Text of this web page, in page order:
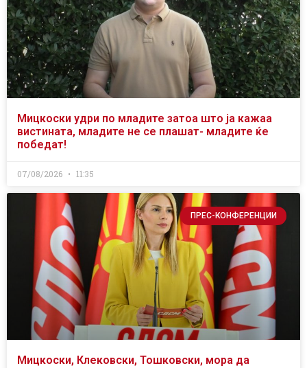
Мицкоски удри по младите затоа што ја кажаа
вистината, младите не се плашат- младите ќе
победат!
07/08/2026 11:35
ПРЕС-КОНФЕРЕНЦИИ
Мицкоски, Клековски, Тошковски, мора да